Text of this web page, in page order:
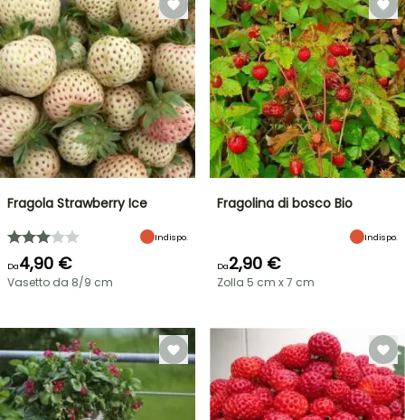
Fragola Strawberry Ice
Indispo.
Da4,90 €
Vasetto da 8/9 cm
Fragolina di bosco Bio
Indispo.
Da2,90 €
Zolla 5 cm x 7 cm